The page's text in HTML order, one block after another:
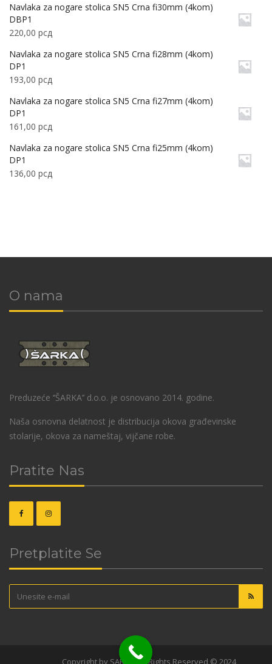
Navlaka za nogare stolica SN5 Crna fi30mm (4kom)
DBP1
220,00 рсд
Navlaka za nogare stolica SN5 Crna fi28mm (4kom)
DP1
193,00 рсд
Navlaka za nogare stolica SN5 Crna fi27mm (4kom)
DP1
161,00 рсд
Navlaka za nogare stolica SN5 Crna fi25mm (4kom)
DP1
136,00 рсд
O nama
Preduzeće ‘’ŠARKA’’ d.o.o. je osnovano 2014. godine.
Naša osnovna delatnost je distribucija okova građevinske
stolarije, okova za nameštaj, vijčane robe.
Pratite Nas
Pretplatite Se
Copyright by SARKA. All Rights Reserved © 2024